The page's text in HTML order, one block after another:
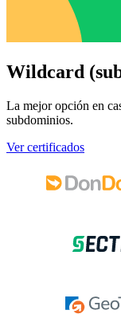
Wildcard
La mejor opción en
subdominios.
Ver certificados